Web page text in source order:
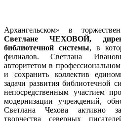
Архангельском» в
Светлане ЧЕХОВОЙ,
библиотечной системы, в
филиалов. Светлана
авторитетом в
и сохранить коллектив
задачи развития библиотечной
непосредственным участием
модернизации учреждений,
Светлана Чехова активно
творчества северных